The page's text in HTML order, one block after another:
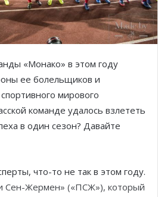
«Монако» в этом году
ее болельщиков и
мирового
команде удалось взлететь
в один сезон? Давайте
что-то не так в этом году.
Сен-Жермен» («ПСЖ»), который